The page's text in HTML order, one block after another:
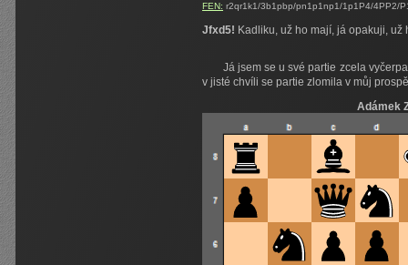
FEN: r2qr1k1/3b1pbp/pn1p1np1/1p1P4/4PP2/
Jfxd5! Kadliku, už ho mají, já opakuji, už
Já jsem se u své partie zcela
v jisté chvíli se partie zlomila v můj
Adámek